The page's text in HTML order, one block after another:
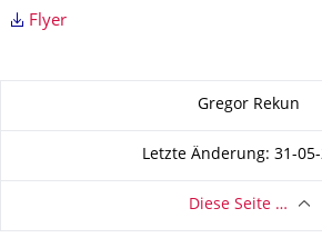
Flyer
Gregor Rekun
Letzte Änderung: 31-
Diese Seite …